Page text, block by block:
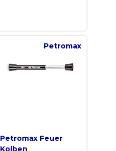
Petromax
Petromax Feuer
Kolben